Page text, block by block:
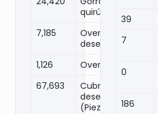
quirúrgicos
7,185
Overoles
desechables
1,126
Overoles Tyvek
67,693
Cubre zapatos
desechables
(Piezas)
39
7
0
186